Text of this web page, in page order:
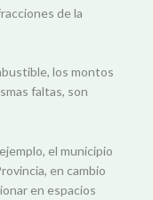
de la
los montos
faltas, son
el municipio
en cambio
en espacios